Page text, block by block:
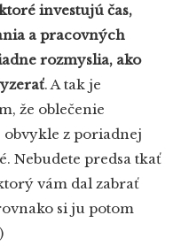
investujú čas,
a pracovných
rozmyslia, ako
. A tak je
že oblečenie
z poriadnej
Nebudete predsa tkať
vám dal zabrať
si ju potom